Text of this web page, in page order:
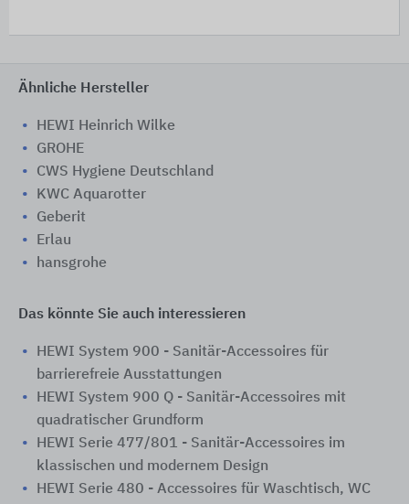
Ähnliche Hersteller
HEWI Heinrich Wilke
GROHE
CWS Hygiene Deutschland
KWC Aquarotter
Geberit
Erlau
hansgrohe
Das könnte Sie auch interessieren
HEWI System 900 - Sanitär-Accessoires für
barrierefreie Ausstattungen
HEWI System 900 Q - Sanitär-Accessoires mit
quadratischer Grundform
HEWI Serie 477/801 - Sanitär-Accessoires im
klassischen und modernem Design
HEWI Serie 480 - Accessoires für Waschtisch, WC